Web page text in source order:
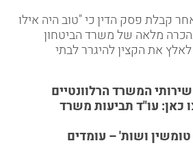
קבלת פסק הדין כי "טוב היה אילו
מלאה של משרד הביטחון
את הקצין להיגרר לבתי
המשרד הרלוונטיים
כאן: עו"ד תביעות משרד
ושות' – עומדים